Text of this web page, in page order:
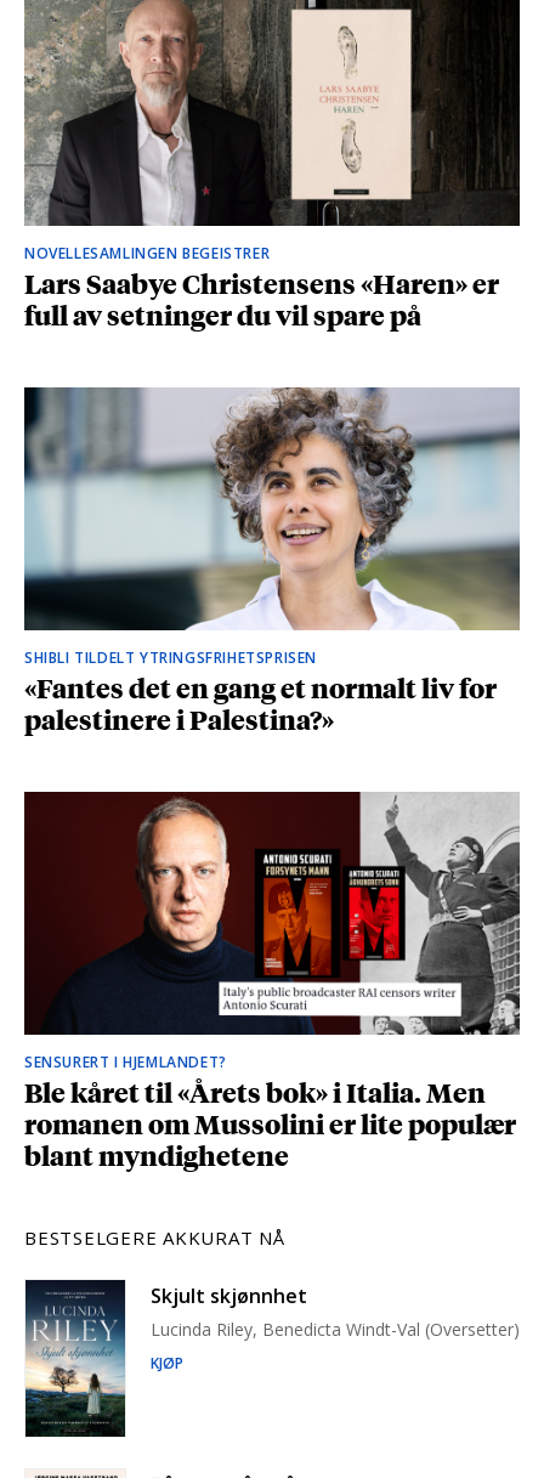
NOVELLESAMLINGEN BEGEISTRER
Lars Saabye Christensens «Haren» er
full av setninger du vil spare på
SHIBLI TILDELT YTRINGSFRIHETSPRISEN
«Fantes det en gang et normalt liv for
palestinere i Palestina?»
SENSURERT I HJEMLANDET?
Ble kåret til «Årets bok» i Italia. Men
romanen om Mussolini er lite populær
blant myndighetene
BESTSELGERE AKKURAT NÅ
Skjult skjønnhet
Lucinda Riley, Benedicta Windt-Val (Oversetter)
KJØP